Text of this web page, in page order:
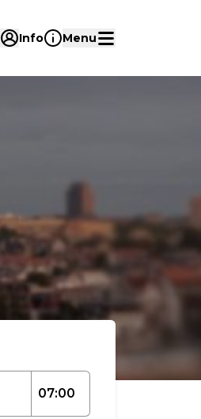
Info Menu